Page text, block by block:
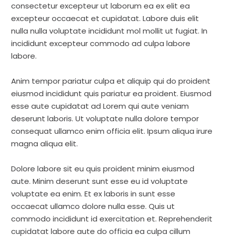
consectetur excepteur ut laborum ea ex elit ea
excepteur occaecat et cupidatat. Labore duis elit
nulla nulla voluptate incididunt mol mollit ut fugiat. In
incididunt excepteur commodo ad culpa labore
labore.
Anim tempor pariatur culpa et aliquip qui do proident
eiusmod incididunt quis pariatur ea proident. Eiusmod
esse aute cupidatat ad Lorem qui aute veniam
deserunt laboris. Ut voluptate nulla dolore tempor
consequat ullamco enim officia elit. Ipsum aliqua irure
magna aliqua elit.
Dolore labore sit eu quis proident minim eiusmod
aute. Minim deserunt sunt esse eu id voluptate
voluptate ea enim. Et ex laboris in sunt esse
occaecat ullamco dolore nulla esse. Quis ut
commodo incididunt id exercitation et. Reprehenderit
cupidatat labore aute do officia ea culpa cillum